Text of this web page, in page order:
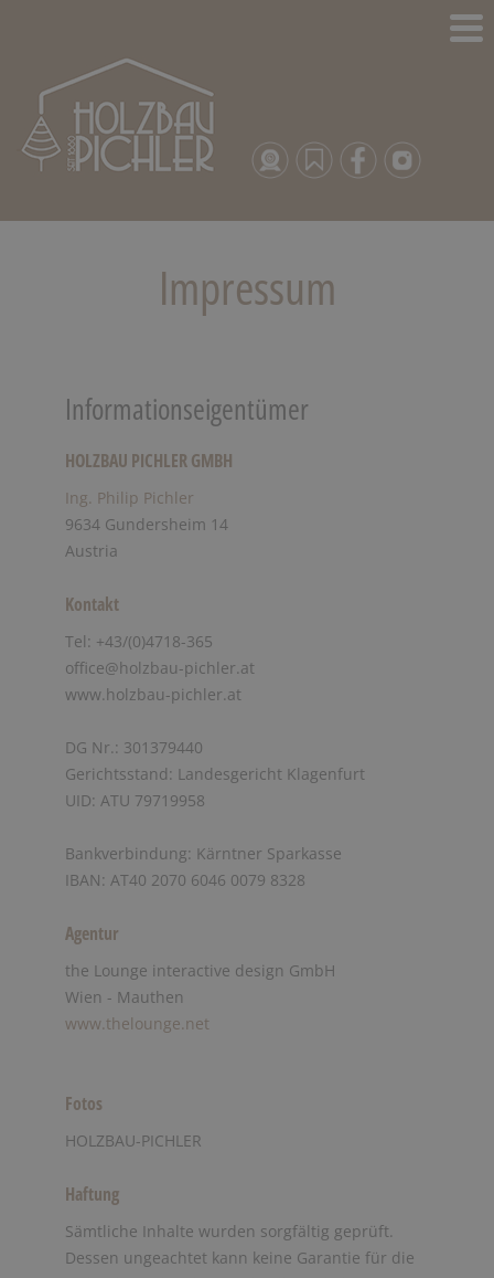
Impressum
Informationseigentümer
HOLZBAU PICHLER GMBH
Ing. Philip Pichler
9634 Gundersheim 14
Austria
Kontakt
Tel: +43/(0)4718-365
office@holzbau-pichler.at
www.holzbau-pichler.at
DG Nr.: 301379440
Gerichtsstand: Landesgericht Klagenfurt
UID: ATU 79719958
Bankverbindung: Kärntner Sparkasse
IBAN: AT40 2070 6046 0079 8328
Agentur
the Lounge interactive design GmbH
Wien - Mauthen
www.thelounge.net
Fotos
HOLZBAU-PICHLER
Haftung
Sämtliche Inhalte wurden sorgfältig geprüft.
Dessen ungeachtet kann keine Garantie für die